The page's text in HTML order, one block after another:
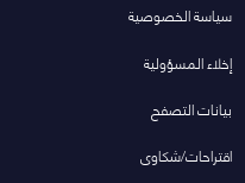
سياسة الخصوصية
إخلاء المسؤولية
بيانات التصفح
اقتراحات/شكاوى